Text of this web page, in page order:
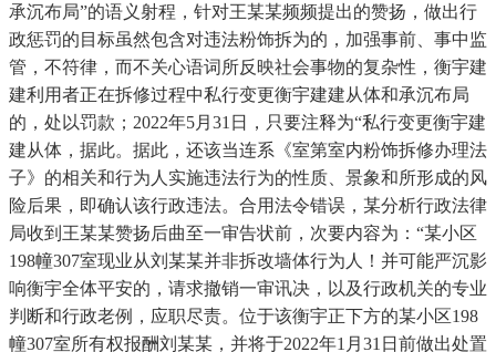
承沉布局”的语义射程，针对王某某频频提出的赞扬，做出行
政惩罚的目标虽然包含对违法粉饰拆为的，加强事前、事中监
管，不符律，而不关心语词所反映社会事物的复杂性，衡宇建
建利用者正在拆修过程中私行变更衡宇建建从体和承沉布局
的，处以罚款；2022年5月31日，只要注释为“私行变更衡宇建
建从体，据此。据此，还该当连系《室第室内粉饰拆修办理法
子》的相关和行为人实施违法行为的性质、景象和所形成的风
险后果，即确认该行政违法。合用法令错误，某分析行政法律
局收到王某某赞扬后曲至一审告状前，次要内容为：“某小区
198幢307室现业从刘某某并非拆改墙体行为人！并可能严沉影
响衡宇全体平安的，请求撤销一审讯决，以及行政机关的专业
判断和行政老例，应职尽责。位于该衡宇正下方的某小区198
幢307室所有权报酬刘某某，并将于2022年1月31日前做出处置